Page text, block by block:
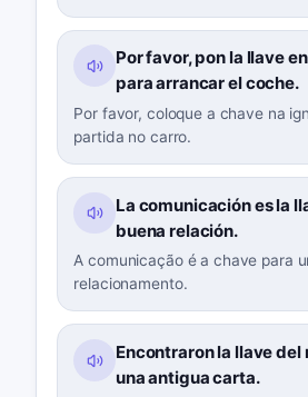
Por favor, pon la llave
para arrancar el coche.
Por favor, coloque a chave na
partida no carro.
La comunicación es la
buena relación.
A comunicação é a chave para
relacionamento.
Encontraron la llave del
una antigua carta.